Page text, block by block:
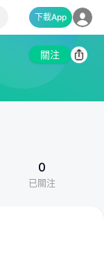
下載App
關注
0
已關注